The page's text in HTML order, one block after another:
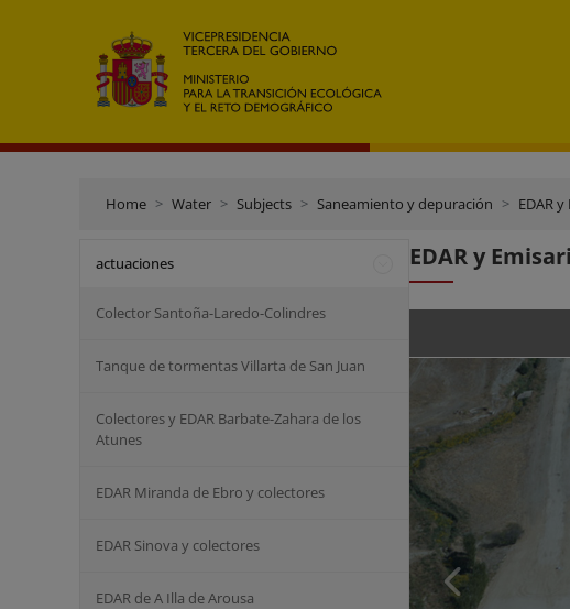
Home Water Subjects Saneamiento y depuración EDAR
actuaciones
Colector Santoña-Laredo-Colindres
Tanque de tormentas Villarta de San Juan
Colectores y EDAR Barbate-Zahara de los
Atunes
EDAR Miranda de Ebro y colectores
EDAR Sinova y colectores
EDAR de A Illa de Arousa
EDAR y